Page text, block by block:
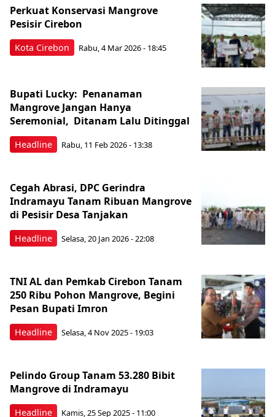
Kota Cirebon
Perkuat Konservasi Mangrove
Pesisir Cirebon
Rabu, 4 Mar 2026 - 18:45
Headline
Bupati Lucky: Penanaman
Mangrove Jangan Hanya
Seremonial, Ditanam Lalu Ditinggal
Rabu, 11 Feb 2026 - 13:38
Headline
Cegah Abrasi, DPC Gerindra
Indramayu Tanam Ribuan Mangrove
di Pesisir Desa Tanjakan
Selasa, 20 Jan 2026 - 22:08
Headline
TNI AL dan Pemkab Cirebon Tanam
250 Ribu Pohon Mangrove, Begini
Pesan Bupati Imron
Selasa, 4 Nov 2025 - 19:03
Headline
Pelindo Group Tanam 53.280 Bibit
Mangrove di Indramayu
Kamis, 25 Sep 2025 - 11:00